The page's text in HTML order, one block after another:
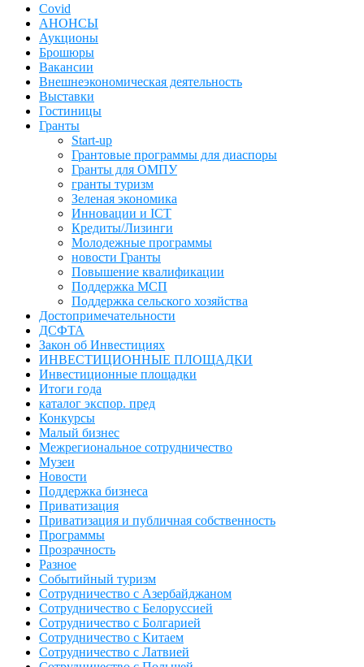
Covid
АНОНСЫ
Аукционы
Брошюры
Вакансии
Внешнеэкономическая деятельность
Выставки
Гостиницы
Гранты
Start-up
Грантовые программы для диаспоры
Гранты для ОМПУ
гранты туризм
Зеленая экономика
Инновации и ICT
Кредиты/Лизинги
Молодежные программы
новости Гранты
Повышение квалификации
Поддержка МСП
Поддержка сельского хозяйства
Достопримечательности
ДСФТА
Закон об Инвестициях
ИНВЕСТИЦИОННЫЕ ПЛОЩАДКИ
Инвестиционные площадки
Итоги года
каталог экспор. пред
Конкурсы
Малый бизнес
Межрегиональное сотрудничество
Музеи
Новости
Поддержка бизнеса
Приватизация
Приватизация и публичная собственность
Программы
Прозрачность
Разное
Событийный туризм
Сотрудничество с Азербайджаном
Сотрудничество с Белоруссией
Сотрудничество с Болгарией
Сотрудничество с Китаем
Сотрудничество с Латвией